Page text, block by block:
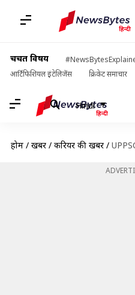
चर्चित विषय
आर्टिफिशियल इंटेलिजेंस
क्रिकेट समाचार
Hindi
होम / खबरें / करियर की खबरें / UPPSC